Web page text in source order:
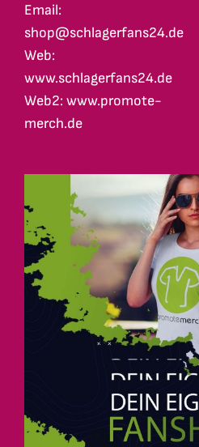
Email:
shop@schlagerfans24.de
Web:
www.schlagerfans24.de
Web2: www.promote-
merch.de